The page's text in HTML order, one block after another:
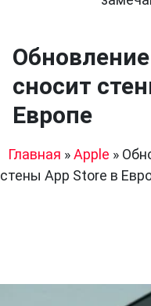
сносит
Европе
Главная »Apple »
стены App Store в